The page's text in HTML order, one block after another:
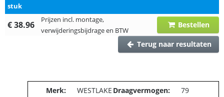
stuk
€ 38.96
Prijzen incl. montage,
verwijderingsbijdrage en BTW
Bestellen
Terug naar resultaten
Merk: WESTLAKE Draagvermogen: 79